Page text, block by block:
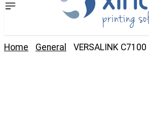
Home General VERSALINK C7100